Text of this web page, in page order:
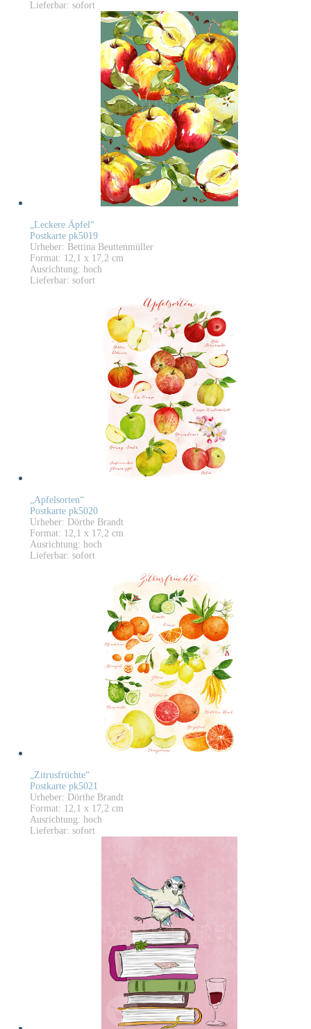
Lieferbar: sofort
„Leckere Äpfel“
Postkarte pk5019
Urheber: Bettina Beuttenmüller
Format: 12,1 x 17,2 cm
Ausrichtung: hoch
Lieferbar: sofort
„Apfelsorten“
Postkarte pk5020
Urheber: Dörthe Brandt
Format: 12,1 x 17,2 cm
Ausrichtung: hoch
Lieferbar: sofort
„Zitrusfrüchte“
Postkarte pk5021
Urheber: Dörthe Brandt
Format: 12,1 x 17,2 cm
Ausrichtung: hoch
Lieferbar: sofort